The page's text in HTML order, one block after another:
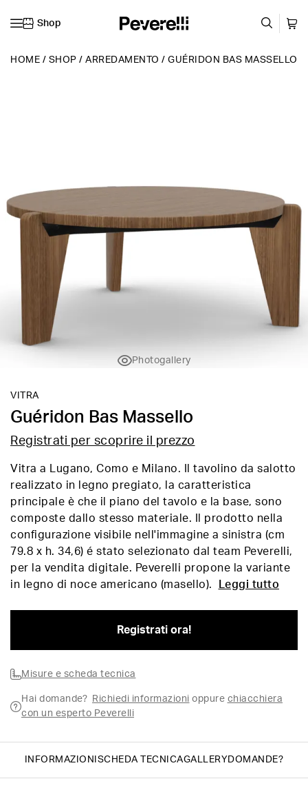
Shop
HOME / SHOP /ARREDAMENTO /GUÉRIDON BAS MASSELLO
Photogallery
VITRA
Guéridon Bas Massello
Registrati per scoprire il prezzo
Vitra a Lugano, Como e Milano. Il tavolino da salotto
realizzato in legno pregiato, la caratteristica
principale è che il piano del tavolo e la base, sono
composte dallo stesso materiale. Il prodotto nella
configurazione visibile nell'immagine a sinistra (cm
79.8 x h. 34,6) é stato selezionato dal team Peverelli,
per la vendita digitale. Peverelli propone la variante
in legno di noce americano (masello).
Leggi tutto
Registrati ora!
Misure e scheda tecnica
Hai domande? Richiedi informazioni oppure chiacchiera
con un esperto Peverelli
INFORMAZIONI SCHEDA TECNICAGALLERYDOMANDE?